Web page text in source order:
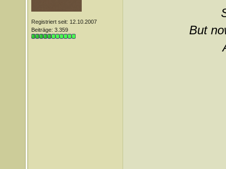
Registriert seit: 12.10.2007
Beiträge: 3.359
But